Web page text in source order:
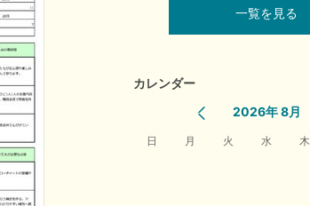
一覧を見る
カレンダー
2026年 8月
日 月 火 水 木